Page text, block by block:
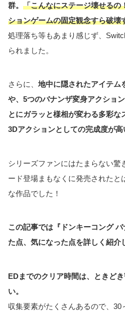
群。 「こんなにステージ壊せるの
ションゲームの固定観念すら破壊
処理落ち等もあまり感じず、
られました。
さらに、 地中に隠されたアイテム
や、5つのバナンザ変身アクショ
とにガラッと様相が変わる多彩な
3Dアクションとしての完成度が高
シリーズファンにはたまらない驚
ード登場まもなくに発売されたと
な作品でした！
この記事では『ドンキーコング
た点、気になった点を詳しく紹介
EDまでのクリア時間は、ときど
い。
収集要素がたくさんあるので、30